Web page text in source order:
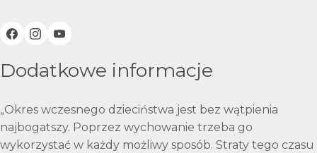
Dodatkowe informacje
„Okres wczesnego dzieciństwa jest bez wątpienia
najbogatszy. Poprzez wychowanie trzeba go
wykorzystać w każdy możliwy sposób. Straty tego czasu